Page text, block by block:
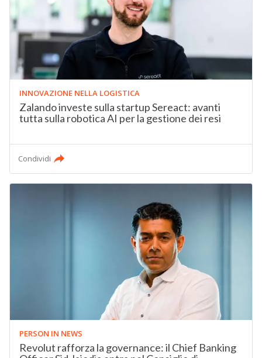
INNOVAZIONE NELLA LOGISTICA
Zalando investe sulla startup Sereact: avanti
tutta sulla robotica AI per la gestione dei resi
Condividi
PERSON IN NEWS
Revolut rafforza la governance: il Chief Banking